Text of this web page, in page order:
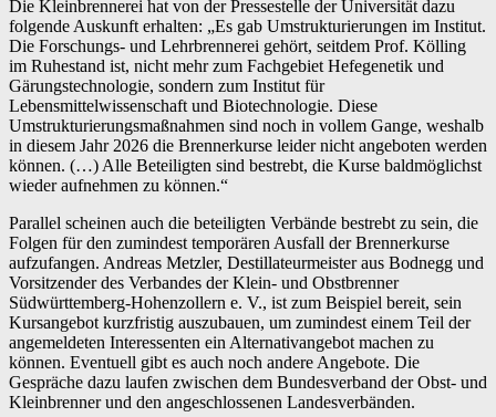
Die Kleinbrennerei hat von der Pressestelle der Universität dazu
folgende Auskunft erhalten: „Es gab Umstrukturierungen im Institut.
Die Forschungs- und Lehrbrennerei gehört, seitdem Prof. Kölling
im Ruhestand ist, nicht mehr zum Fachgebiet Hefegenetik und
Gärungstechnologie, sondern zum Institut für
Lebensmittelwissenschaft und Biotechnologie. Diese
Umstrukturierungsmaßnahmen sind noch in vollem Gange, weshalb
in diesem Jahr 2026 die Brennerkurse leider nicht angeboten werden
können. (…) Alle Beteiligten sind bestrebt, die Kurse baldmöglichst
wieder aufnehmen zu können.“
Parallel scheinen auch die beteiligten Verbände bestrebt zu sein, die
Folgen für den zumindest temporären Ausfall der Brennerkurse
aufzufangen. Andreas Metzler, Destillateurmeister aus Bodnegg und
Vorsitzender des Verbandes der Klein- und Obstbrenner
Südwürttemberg-Hohenzollern e. V., ist zum Beispiel bereit, sein
Kursangebot kurzfristig auszubauen, um zumindest einem Teil der
angemeldeten Interessenten ein Alternativangebot machen zu
können. Eventuell gibt es auch noch andere Angebote. Die
Gespräche dazu laufen zwischen dem Bundesverband der Obst- und
Kleinbrenner und den angeschlossenen Landesverbänden.